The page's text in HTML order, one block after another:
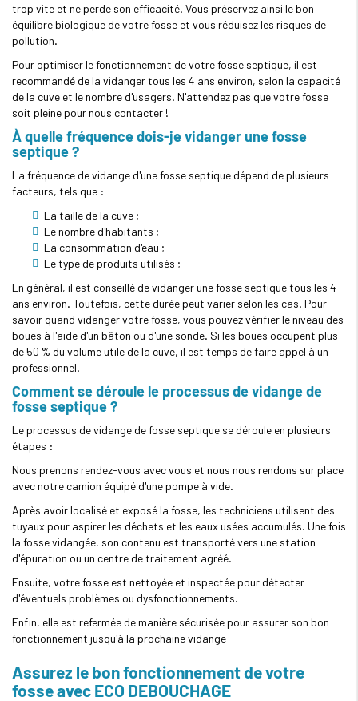
trop vite et ne perde son efficacité. Vous préservez ainsi le bon
équilibre biologique de votre fosse et vous réduisez les risques de
pollution.
Pour optimiser le fonctionnement de votre fosse septique, il est
recommandé de la vidanger tous les 4 ans environ, selon la capacité
de la cuve et le nombre d'usagers. N'attendez pas que votre fosse
soit pleine pour nous contacter !
À quelle fréquence dois-je vidanger une fosse
septique ?
La fréquence de vidange d'une fosse septique dépend de plusieurs
facteurs, tels que :
La taille de la cuve ;
Le nombre d'habitants ;
La consommation d'eau ;
Le type de produits utilisés ;
En général, il est conseillé de vidanger une fosse septique tous les 4
ans environ. Toutefois, cette durée peut varier selon les cas. Pour
savoir quand vidanger votre fosse, vous pouvez vérifier le niveau des
boues à l'aide d'un bâton ou d'une sonde. Si les boues occupent plus
de 50 % du volume utile de la cuve, il est temps de faire appel à un
professionnel.
Comment se déroule le processus de vidange de
fosse septique ?
Le processus de vidange de fosse septique se déroule en plusieurs
étapes :
Nous prenons rendez-vous avec vous et nous nous rendons sur place
avec notre camion équipé d'une pompe à vide.
Après avoir localisé et exposé la fosse, les techniciens utilisent des
tuyaux pour aspirer les déchets et les eaux usées accumulés. Une fois
la fosse vidangée, son contenu est transporté vers une station
d'épuration ou un centre de traitement agréé.
Ensuite, votre fosse est nettoyée et inspectée pour détecter
d'éventuels problèmes ou dysfonctionnements.
Enfin, elle est refermée de manière sécurisée pour assurer son bon
fonctionnement jusqu'à la prochaine vidange
Assurez le bon fonctionnement de votre
fosse avec ECO DEBOUCHAGE